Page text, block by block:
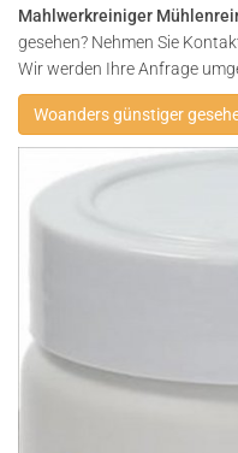
Mahlwerkreiniger
gesehen? Nehmen Sie
Wir werden Ihre Anfrage
Woanders günstiger